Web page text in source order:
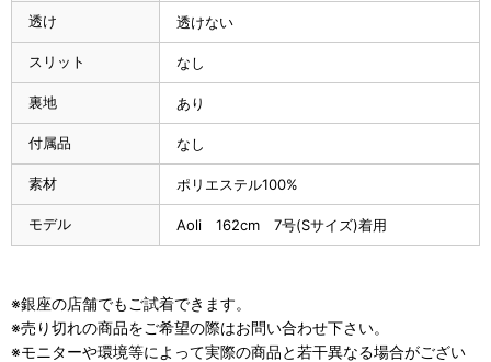
透け 透けない
スリット なし
裏地 あり
付属品 なし
素材 ポリエステル100%
モデル Aoli 162cm 7号(Sサイズ)着用
※銀座の店舗でもご試着できます。
※売り切れの商品をご希望の際はお問い合わせ下さい。
※モニターや環境等によって実際の商品と若干異なる場合がござい